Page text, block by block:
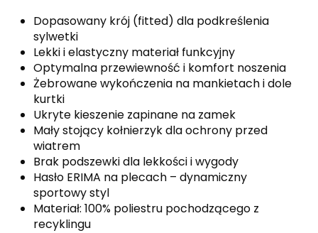
Dopasowany krój (fitted) dla podkreślenia
sylwetki
Lekki i elastyczny materiał funkcyjny
Optymalna przewiewność i komfort noszenia
Żebrowane wykończenia na mankietach i dole
kurtki
Ukryte kieszenie zapinane na zamek
Mały stojący kołnierzyk dla ochrony przed
wiatrem
Brak podszewki dla lekkości i wygody
Hasło ERIMA na plecach – dynamiczny
sportowy styl
Materiał: 100% poliestru pochodzącego z
recyklingu